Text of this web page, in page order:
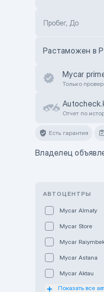
Пробег, До
Растаможен в
Mycar
Только
Отчет по
Есть гарантия
Владелец
АВТОЦЕНТРЫ
Mycar Almaty
Mycar Store
Mycar
Mycar Astana
Mycar Aktau
Mycar Uralsk
Показать все